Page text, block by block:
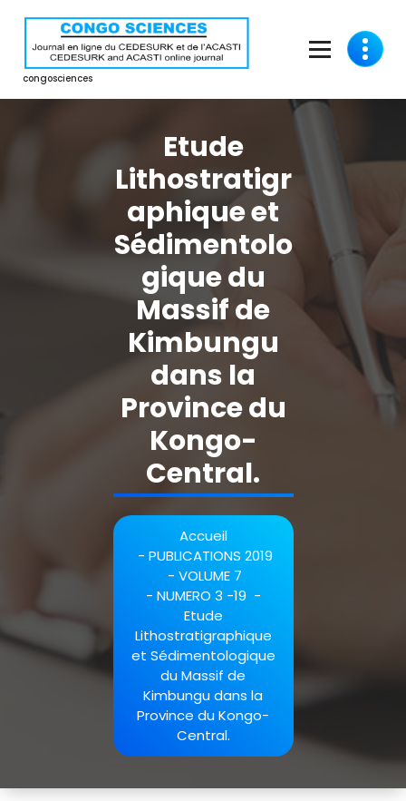
contenu
congosciences
Etude
Lithostratigr
aphique et
Sédimentolo
gique du
Massif de
Kimbungu
dans la
Province du
Kongo-
Central.
Accueil
- PUBLICATIONS 2019
- VOLUME 7
- NUMERO 3 -19 -
Etude
Lithostratigraphique
et Sédimentologique
du Massif de
Kimbungu dans la
Province du Kongo-
Central.